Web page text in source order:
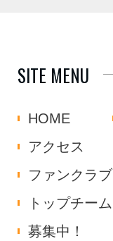
SITE MENU
HOME
アクセス
ファンクラブ
トップチーム
募集中！